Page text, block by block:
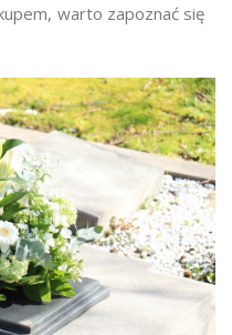
warto zapoznać się